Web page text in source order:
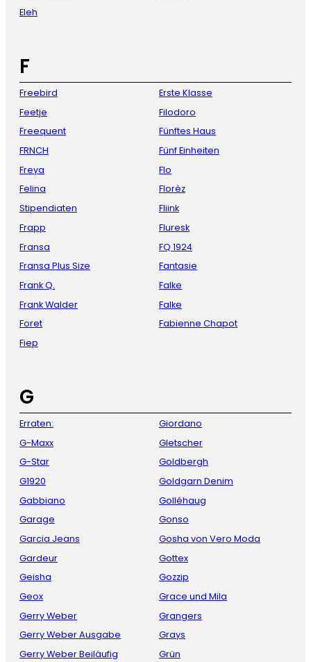
Eleh
F
Freebird
Feetje
Freequent
FRNCH
Freya
Felina
Stipendiaten
Frapp
Fransa
Fransa Plus Size
Frank Q.
Frank Walder
Foret
Fiep
Erste Klasse
Filodoro
Fünftes Haus
Fünf Einheiten
Flo
Florèz
Fliink
Fluresk
FQ 1924
Fantasie
Falke
Falke
Fabienne Chapot
G
Erraten:
G-Maxx
G-Star
G1920
Gabbiano
Garage
Garcia Jeans
Gardeur
Geisha
Geox
Gerry Weber
Gerry Weber Ausgabe
Gerry Weber Beiläufig
Giordano
Gletscher
Goldbergh
Goldgarn Denim
Golléhaug
Gonso
Gosha von Vero Moda
Gottex
Gozzip
Grace und Mila
Grangers
Grays
Grün